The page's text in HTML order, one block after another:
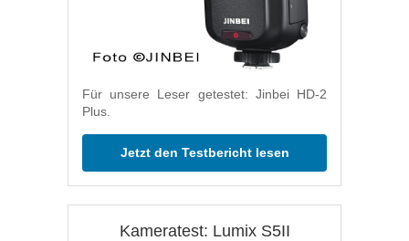
Für unsere Leser getestet: Jinbei HD-2
Plus.
Jetzt den Testbericht lesen
Kameratest: Lumix S5II